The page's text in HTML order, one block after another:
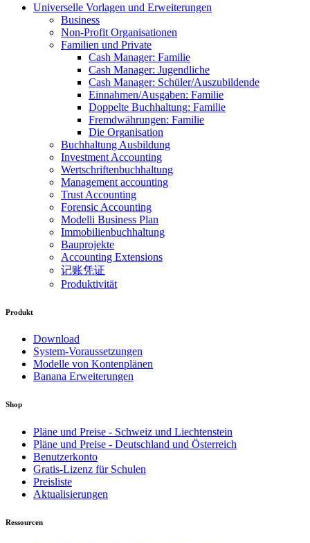
Universelle Vorlagen und Erweiterungen
Business
Non-Profit Organisationen
Familien und Private
Cash Manager: Familie
Cash Manager: Jugendliche
Cash Manager: Schüler/Auszubildende
Einnahmen/Ausgaben: Familie
Doppelte Buchhaltung: Familie
Fremdwährungen: Familie
Die Organisation
Buchhaltung Ausbildung
Investment Accounting
Wertschriftenbuchhaltung
Management accounting
Trust Accounting
Forensic Accounting
Modelli Business Plan
Immobilienbuchhaltung
Bauprojekte
Accounting Extensions
记账凭证
Produktivität
Produkt
Download
System-Voraussetzungen
Modelle von Kontenplänen
Banana Erweiterungen
Shop
Pläne und Preise - Schweiz und Liechtenstein
Pläne und Preise - Deutschland und Österreich
Benutzerkonto
Gratis-Lizenz für Schulen
Preisliste
Aktualisierungen
Ressourcen